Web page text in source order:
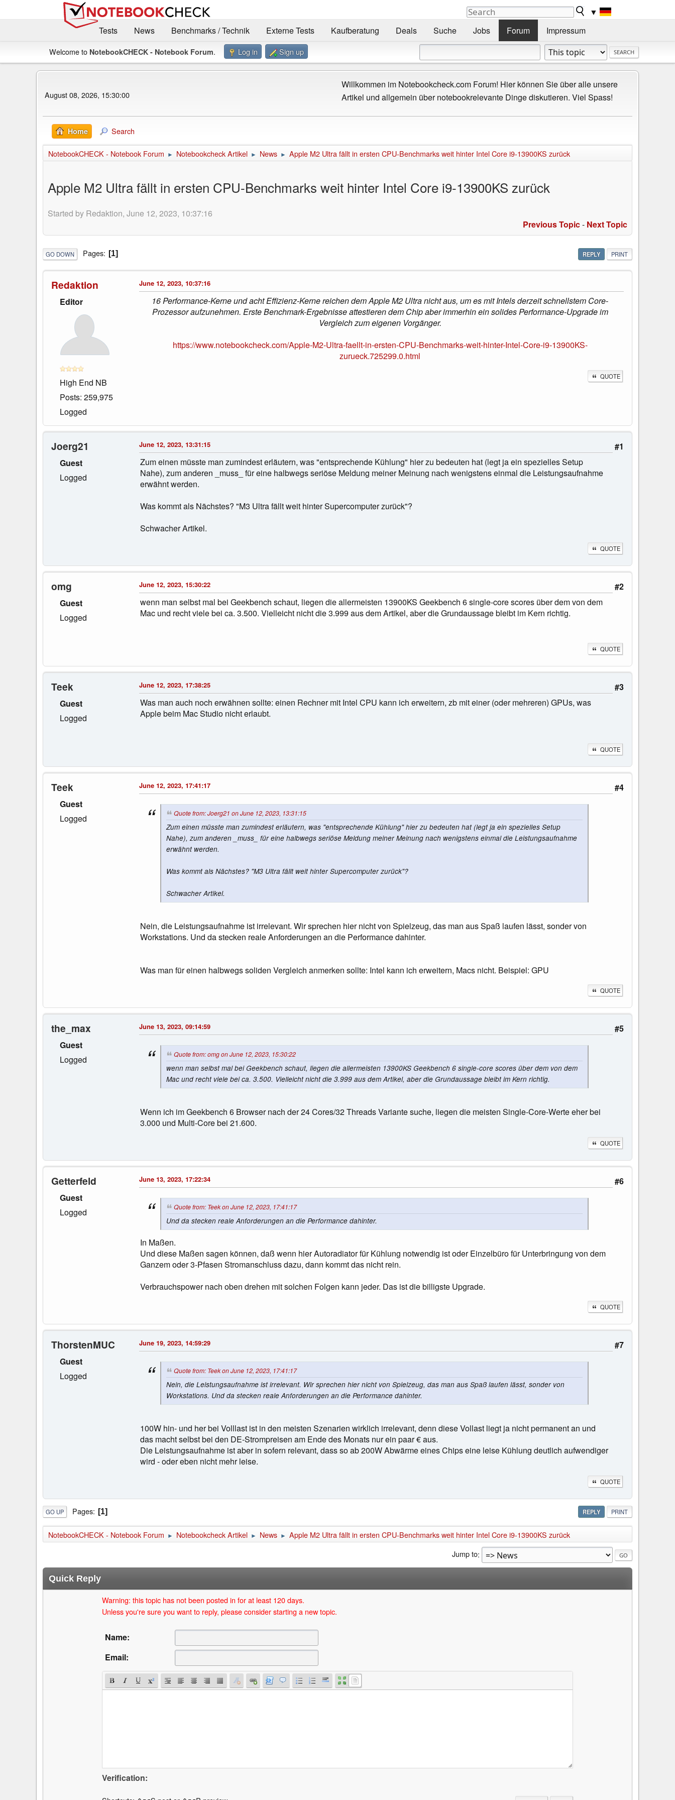
▼
Tests
News Benchmarks / Technik Externe Tests Kaufberatung Deals Suche Jobs Forum Impressum
Welcome to NotebookCHECK - Notebook Forum. Log in Sign up
August 08, 2026, 15:30:00
Willkommen im Notebookcheck.com Forum! Hier können Sie über alle unsere
Artikel und allgemein über notebookrelevante Dinge diskutieren. Viel Spass!
Home Search
NotebookCHECK - Notebook Forum ► Notebookcheck Artikel ► News ► Apple M2 Ultra fällt in ersten CPU-Benchmarks weit hinter Intel Core i9-13900KS zurück
Apple M2 Ultra fällt in ersten CPU-Benchmarks weit hinter Intel Core i9-13900KS zurück
Started by Redaktion, June 12, 2023, 10:37:16
Previous Topic- Next Topic
REPLY PRINT
GO DOWN Pages 1
Redaktion
Editor
High End NB
Posts: 259,975
Logged
June 12, 2023, 10:37:16
16 Performance-Kerne und acht Effizienz-Kerne reichen dem Apple M2 Ultra nicht aus, um es mit Intels derzeit schnellstem Core-
Prozessor aufzunehmen. Erste Benchmark-Ergebnisse attestieren dem Chip aber immerhin ein solides Performance-Upgrade im
Vergleich zum eigenen Vorgänger.
https://www.notebookcheck.com/Apple-M2-Ultra-faellt-in-ersten-CPU-Benchmarks-weit-hinter-Intel-Core-i9-13900KS-
zurueck.725299.0.html
QUOTE
Joerg21
Guest
Logged
#1
June 12, 2023, 13:31:15
Zum einen müsste man zumindest erläutern, was "entsprechende Kühlung" hier zu bedeuten hat (legt ja ein spezielles Setup
Nahe), zum anderen _muss_ für eine halbwegs seriöse Meldung meiner Meinung nach wenigstens einmal die Leistungsaufnahme
erwähnt werden.
Was kommt als Nächstes? "M3 Ultra fällt weit hinter Supercomputer zurück"?
Schwacher Artikel.
QUOTE
omg
Guest
Logged
#2
June 12, 2023, 15:30:22
wenn man selbst mal bei Geekbench schaut, liegen die allermeisten 13900KS Geekbench 6 single-core scores über dem von dem
Mac und recht viele bei ca. 3.500. Vielleicht nicht die 3.999 aus dem Artikel, aber die Grundaussage bleibt im Kern richtig.
QUOTE
Teek
Guest
Logged
#3
June 12, 2023, 17:38:25
Was man auch noch erwähnen sollte: einen Rechner mit Intel CPU kann ich erweitern, zb mit einer (oder mehreren) GPUs, was
Apple beim Mac Studio nicht erlaubt.
QUOTE
Teek
Guest
Logged
#4
June 12, 2023, 17:41:17
Quote from: Joerg21 on June 12, 2023, 13:31:15
Zum einen müsste man zumindest erläutern, was "entsprechende Kühlung" hier zu bedeuten hat (legt ja ein spezielles Setup
Nahe), zum anderen _muss_ für eine halbwegs seriöse Meldung meiner Meinung nach wenigstens einmal die Leistungsaufnahme
erwähnt werden.
Was kommt als Nächstes? "M3 Ultra fällt weit hinter Supercomputer zurück"?
Schwacher Artikel.
Nein, die Leistungsaufnahme ist irrelevant. Wir sprechen hier nicht von Spielzeug, das man aus Spaß laufen lässt, sonder von
Workstations. Und da stecken reale Anforderungen an die Performance dahinter.
Was man für einen halbwegs soliden Vergleich anmerken sollte: Intel kann ich erweitern, Macs nicht. Beispiel: GPU
QUOTE
the_max
Guest
Logged
#5
June 13, 2023, 09:14:59
Quote from: omg on June 12, 2023, 15:30:22
wenn man selbst mal bei Geekbench schaut, liegen die allermeisten 13900KS Geekbench 6 single-core scores über dem von dem
Mac und recht viele bei ca. 3.500. Vielleicht nicht die 3.999 aus dem Artikel, aber die Grundaussage bleibt im Kern richtig.
Wenn ich im Geekbench 6 Browser nach der 24 Cores/32 Threads Variante suche, liegen die meisten Single-Core-Werte eher bei
3.000 und Multi-Core bei 21.600.
QUOTE
Getterfeld
Guest
Logged
#6
June 13, 2023, 17:22:34
Quote from: Teek on June 12, 2023, 17:41:17
Und da stecken reale Anforderungen an die Performance dahinter.
In Maßen.
Und diese Maßen sagen können, daß wenn hier Autoradiator für Kühlung notwendig ist oder Einzelbüro für Unterbringung von dem
Ganzem oder 3-Pfasen Stromanschluss dazu, dann kommt das nicht rein.
Verbrauchspower nach oben drehen mit solchen Folgen kann jeder. Das ist die billigste Upgrade.
QUOTE
ThorstenMUC
Guest
Logged
#7
June 19, 2023, 14:59:29
Quote from: Teek on June 12, 2023, 17:41:17
Nein, die Leistungsaufnahme ist irrelevant. Wir sprechen hier nicht von Spielzeug, das man aus Spaß laufen lässt, sonder von
Workstations. Und da stecken reale Anforderungen an die Performance dahinter.
100W hin- und her bei Volllast ist in den meisten Szenarien wirklich irrelevant, denn diese Vollast liegt ja nicht permanent an und
das macht selbst bei den DE-Strompreisen am Ende des Monats nur ein paar € aus.
Die Leistungsaufnahme ist aber in sofern relevant, dass so ab 200W Abwärme eines Chips eine leise Kühlung deutlich aufwendiger
wird - oder eben nicht mehr leise.
QUOTE
REPLY PRINT
GO UP Pages 1
NotebookCHECK - Notebook Forum ► Notebookcheck Artikel ► News ► Apple M2 Ultra fällt in ersten CPU-Benchmarks weit hinter Intel Core i9-13900KS zurück
Jump to
Quick Reply
Warning: this topic has not been posted in for at least 120 days.
Unless you're sure you want to reply, please consider starting a new topic.
Name:
Email:
Verification: